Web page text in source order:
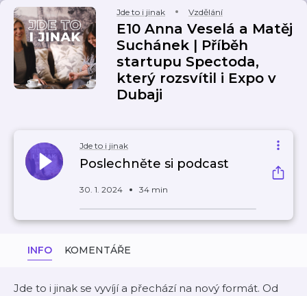
Jde to i jinak Vzdělání
E10 Anna Veselá a Matěj
Suchánek | Příběh
startupu Spectoda,
který rozsvítil i Expo v
Dubaji
Jde to i jinak
Poslechněte si podcast
30. 1. 2024 34 min
INFO KOMENTÁŘE
Jde to i jinak se vyvíjí a přechází na nový formát. Od